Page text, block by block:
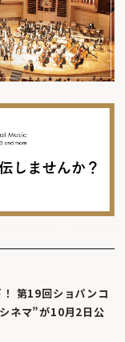
第19回ショパンコ
ネマ”が10月2日公